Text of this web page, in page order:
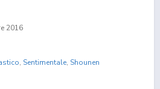
2016
, Sentimentale, Shounen